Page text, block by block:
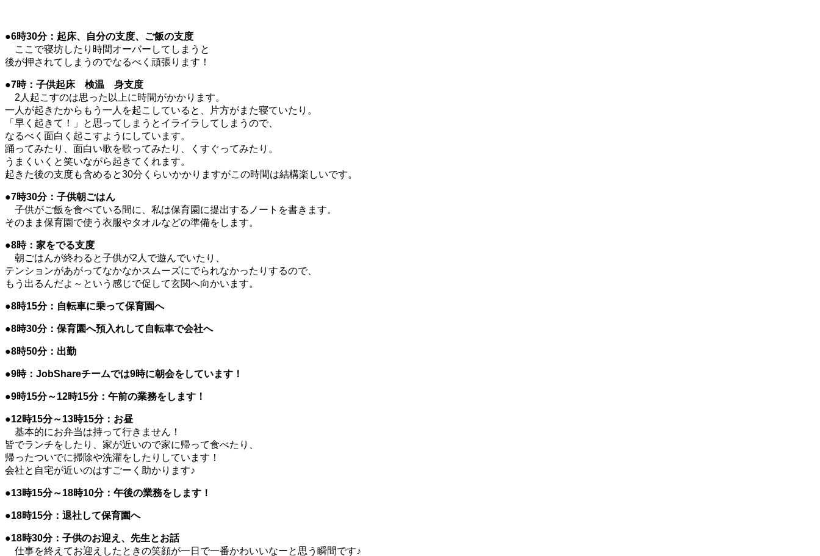
●6時30分：起床、自分の支度、ご飯の支度
ここで寝坊したり時間オーバーしてしまうと
後が押されてしまうのでなるべく頑張ります！
●7時：子供起床 検温 身支度
2人起こすのは思った以上に時間がかかります。
一人が起きたからもう一人を起こしていると、片方がまた寝ていたり。
「早く起きて！」と思ってしまうとイライラしてしまうので、
なるべく面白く起こすようにしています。
踊ってみたり、面白い歌を歌ってみたり、くすぐってみたり。
うまくいくと笑いながら起きてくれます。
起きた後の支度も含めると30分くらいかかりますがこの時間は結構楽しいです。
●7時30分：子供朝ごはん
子供がご飯を食べている間に、私は保育園に提出するノートを書きます。
そのまま保育園で使う衣服やタオルなどの準備をします。
●8時：家をでる支度
朝ごはんが終わると子供が2人で遊んでいたり、
テンションがあがってなかなかスムーズにでられなかったりするので、
もう出るんだよ～という感じで促して玄関へ向かいます。
●8時15分：自転車に乗って保育園へ
●8時30分：保育園へ預入れして自転車で会社へ
●8時50分：出勤
●9時：JobShareチームでは9時に朝会をしています！
●9時15分～12時15分：午前の業務をします！
●12時15分～13時15分：お昼
基本的にお弁当は持って行きません！
皆でランチをしたり、家が近いので家に帰って食べたり、
帰ったついでに掃除や洗濯をしたりしています！
会社と自宅が近いのはすごーく助かります♪
●13時15分～18時10分：午後の業務をします！
●18時15分：退社して保育園へ
●18時30分：子供のお迎え、先生とお話
仕事を終えてお迎えしたときの笑顔が一日で一番かわいいなーと思う瞬間です♪